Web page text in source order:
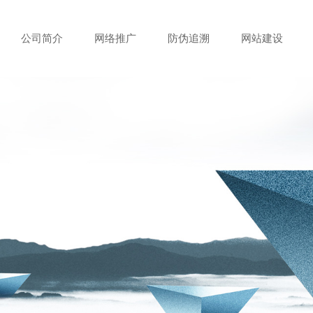
公司简介 网络推广 防伪追溯 网站建设